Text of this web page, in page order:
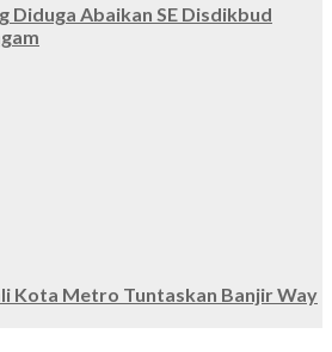
Diduga Abaikan SE Disdikbud
Kota Metro Tuntaskan Banjir Way